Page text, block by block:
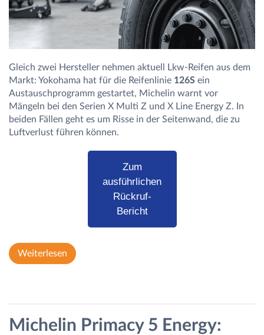
Gleich zwei Hersteller nehmen aktuell Lkw-Reifen aus dem
Markt: Yokohama hat für die Reifenlinie 126S ein
Austauschprogramm gestartet, Michelin warnt vor
Mängeln bei den Serien X Multi Z und X Line Energy Z. In
beiden Fällen geht es um Risse in der Seitenwand, die zu
Luftverlust führen können.
Zum
ausführlichen
Rückruf-
Bericht
Weiterlesen
Michelin Primacy 5 Energy: